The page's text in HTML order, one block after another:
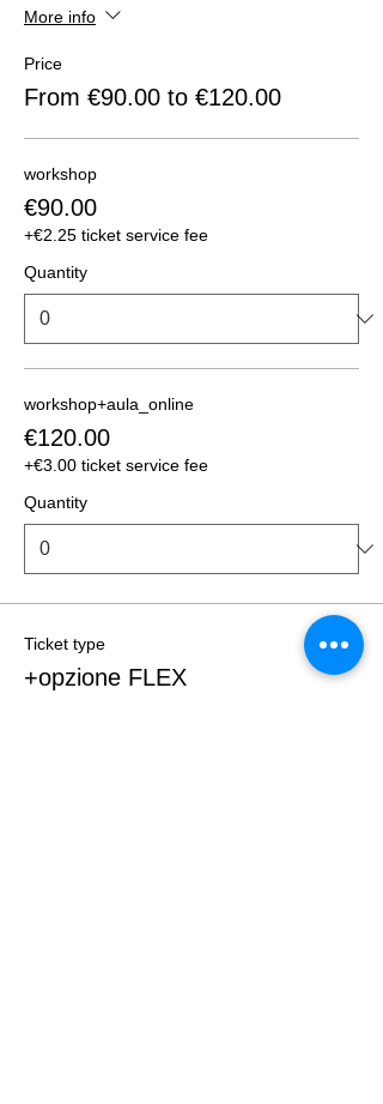
More info
Price
From €90.00 to €120.00
workshop
€90.00
+€2.25 ticket service fee
Quantity
workshop+aula_online
€120.00
+€3.00 ticket service fee
Quantity
Ticket type
+opzione FLEX